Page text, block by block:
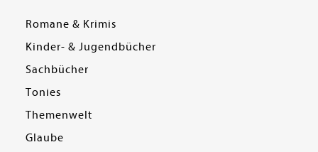
Romane & Krimis
Kinder- & Jugendbücher
Sachbücher
Tonies
Themenwelt
Glaube